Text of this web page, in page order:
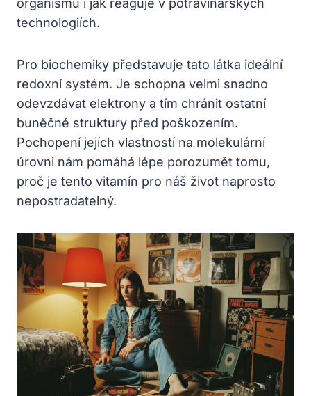
technologiích.
Pro biochemiky představuje tato látka ideální
redoxní systém. Je schopna velmi snadno
odevzdávat elektrony a tím chránit ostatní
buněčné struktury před poškozením.
Pochopení jejích vlastností na molekulární
úrovni nám pomáhá lépe porozumět tomu,
proč je tento vitamín pro náš život naprosto
nepostradatelný.